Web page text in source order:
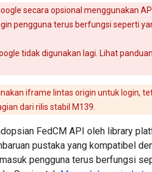
secara opsional menggunakan
pengguna terus berfungsi seperti
tidak digunakan lagi. Lihat panduan
iframe lintas origin untuk login,
dari rilis stabil M139.
FedCM API oleh library
pustaka yang kompatibel
pengguna terus berfungsi